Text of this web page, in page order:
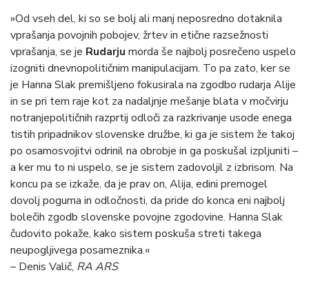
»Od vseh del, ki so se bolj ali manj neposredno dotaknila
vprašanja povojnih pobojev, žrtev in etične razsežnosti
vprašanja, se je Rudarju morda še najbolj posrečeno uspelo
izogniti dnevnopolitičnim manipulacijam. To pa zato, ker se
je Hanna Slak premišljeno fokusirala na zgodbo rudarja Alije
in se pri tem raje kot za nadaljnje mešanje blata v močvirju
notranjepolitičnih razprtij odloči za razkrivanje usode enega
tistih pripadnikov slovenske družbe, ki ga je sistem že takoj
po osamosvojitvi odrinil na obrobje in ga poskušal izpljuniti –
a ker mu to ni uspelo, se je sistem zadovoljil z izbrisom. Na
koncu pa se izkaže, da je prav on, Alija, edini premogel
dovolj poguma in odločnosti, da pride do konca eni najbolj
bolečih zgodb slovenske povojne zgodovine. Hanna Slak
čudovito pokaže, kako sistem poskuša streti takega
neupogljivega posameznika.«
– Denis Valič, RA ARS